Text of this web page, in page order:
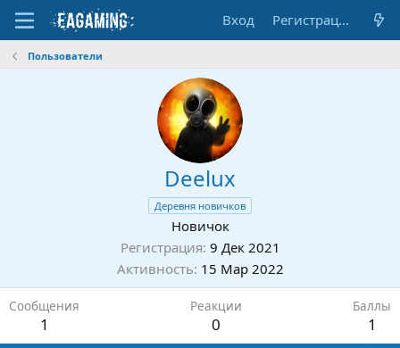
Вход Регистрация
Пользователи
Deelux
Деревня новичков
Новичок
Регистрация 9 Дек 2021
Активность 15 Мар 2022
Сообщения
1
Реакции
0
Баллы
1